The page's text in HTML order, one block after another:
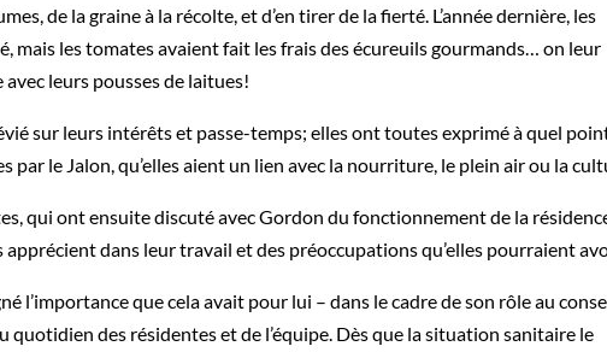
de la graine à la récolte, et d’en tirer de la fierté. L’année dernière, les
mais les tomates avaient fait les frais des écureuils gourmands… on leur
leurs pousses de laitues!
sur leurs intérêts et passe-temps; elles ont toutes exprimé à quel
par le Jalon, qu’elles aient un lien avec la nourriture, le plein air ou la
qui ont ensuite discuté avec Gordon du fonctionnement de la
apprécient dans leur travail et des préoccupations qu’elles pourraient
l’importance que cela avait pour lui – dans le cadre de son rôle au
quotidien des résidentes et de l’équipe. Dès que la situation sanitaire le